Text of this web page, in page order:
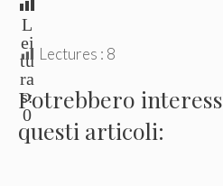
L
ei
tu
ra
s:
0
Lectures : 8
Potrebbero
questi articoli: